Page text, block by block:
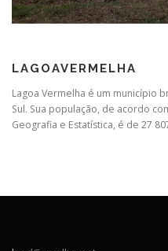
LAGOAVERMELHA
Lagoa Vermelha é um município
Sul. Sua população, de acordo
Geografia e Estatística, é de 27